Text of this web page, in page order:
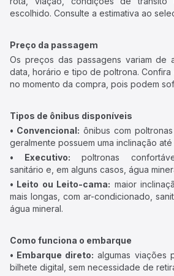
escolhido. Consulte a estimativa ao
Preço da passagem
Os preços das passagens variam de
data, horário e tipo de poltrona.
no momento da compra, pois podem
Tipos de ônibus disponíveis
• Convencional: ônibus com
geralmente possuem uma inclinação
• Executivo: poltronas
sanitário e, em alguns casos, água
• Leito ou Leito-cama: maior
mais longas, com ar-condicionado,
água mineral.
Como funciona o embarque
• Embarque direto: algumas viações
bilhete digital, sem necessidade de